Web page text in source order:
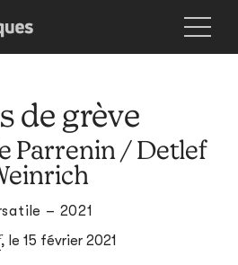
de grève
Parrenin / Detlef
– 2021
, le 15 février 2021